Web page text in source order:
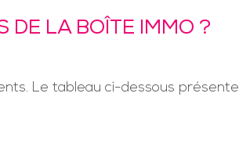
DE LA BOÎTE IMMO ?
Le tableau ci-dessous présente